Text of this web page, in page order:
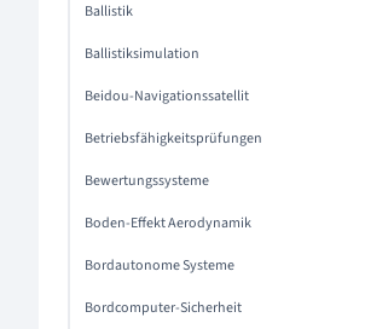
Ballistik
Ballistiksimulation
Beidou-Navigationssatellit
Betriebsfähigkeitsprüfungen
Bewertungssysteme
Boden-Effekt Aerodynamik
Bordautonome Systeme
Bordcomputer-Sicherheit